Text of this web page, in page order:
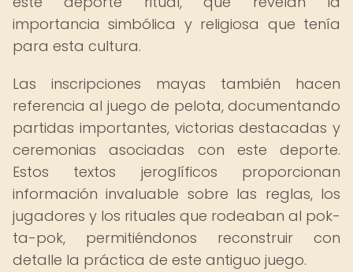
importancia simbólica y religiosa que tenía
para esta cultura.
Las inscripciones mayas también hacen
referencia al juego de pelota, documentando
partidas importantes, victorias destacadas y
ceremonias asociadas con este deporte.
Estos textos jeroglíficos proporcionan
información invaluable sobre las reglas, los
jugadores y los rituales que rodeaban al pok-
ta-pok, permitiéndonos reconstruir con
detalle la práctica de este antiguo juego.